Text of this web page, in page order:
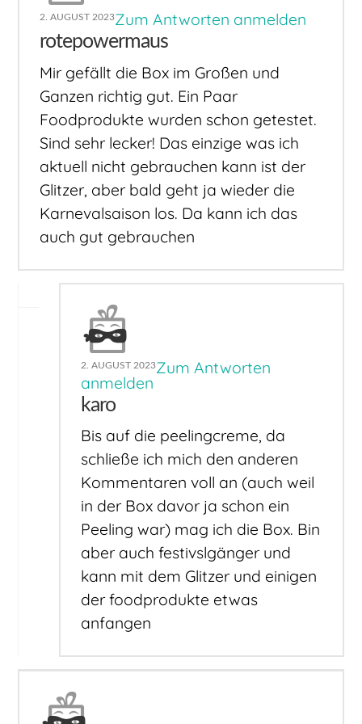
2. AUGUST 2023Zum Antworten anmelden
rotepowermaus
Mir gefällt die Box im Großen und
Ganzen richtig gut. Ein Paar
Foodprodukte wurden schon getestet.
Sind sehr lecker! Das einzige was ich
aktuell nicht gebrauchen kann ist der
Glitzer, aber bald geht ja wieder die
Karnevalsaison los. Da kann ich das
auch gut gebrauchen
2. AUGUST 2023Zum Antworten
anmelden
karo
Bis auf die peelingcreme, da
schließe ich mich den anderen
Kommentaren voll an (auch weil
in der Box davor ja schon ein
Peeling war) mag ich die Box. Bin
aber auch festivslgänger und
kann mit dem Glitzer und einigen
der foodprodukte etwas
anfangen